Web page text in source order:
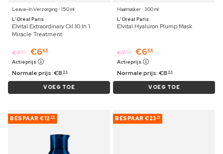
Leave-In Verzorging ⋅ 150 ml
L'Oréal Paris
Elvital Extraordinary Oil 10 In 1
Miracle Treatment
€709 €6 88
Actieprijs
Normale prijs:€8 99
VOEG TOE
Haarmasker ⋅ 300 ml
L'Oréal Paris
Elvital Hyaluron Plump Mask
€709 €6 88
Actieprijs
Normale prijs:€8 99
VOEG TOE
BESPAAR €12 55 BESPAAR €23 74